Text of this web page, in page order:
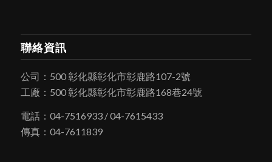
聯絡資訊
公司：500 彰化縣彰化市彰鹿路107-2號
工廠：500 彰化縣彰化市彰鹿路168巷24號
電話：04-7516933 / 04-7615433
傳真：04-7611839